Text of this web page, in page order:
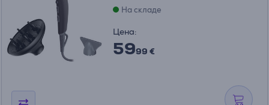
На складе
Цена:
5999 €